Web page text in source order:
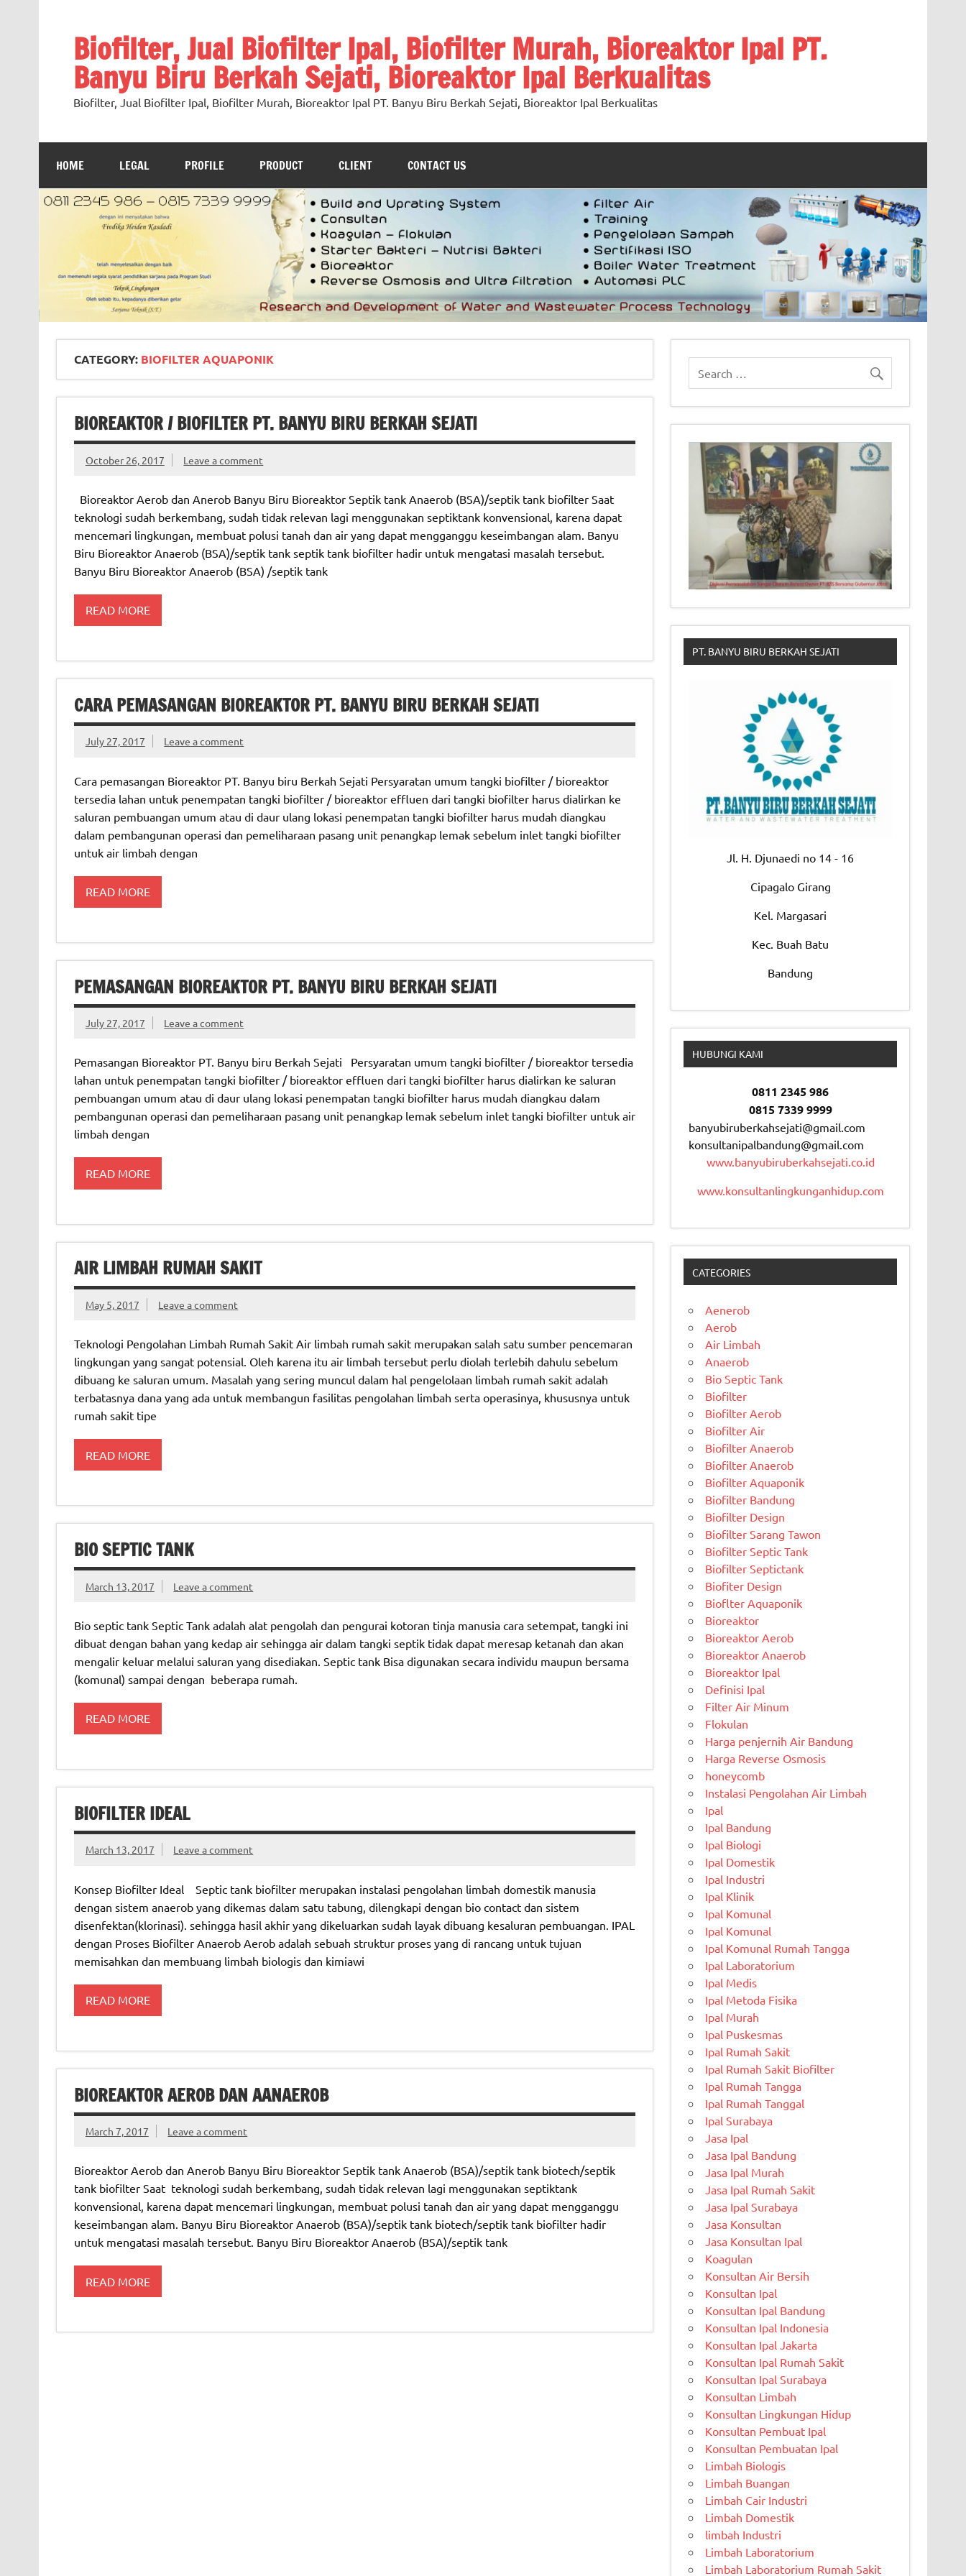
Biofilter, Jual Biofilter Ipal, Biofilter Murah, Bioreaktor Ipal PT.
Banyu Biru Berkah Sejati, Bioreaktor Ipal Berkualitas
Biofilter, Jual Biofilter Ipal, Biofilter Murah, Bioreaktor Ipal PT. Banyu Biru Berkah Sejati, Bioreaktor Ipal Berkualitas
HOME LEGAL PROFILE PRODUCT CLIENT CONTACT US
CATEGORY: BIOFILTER AQUAPONIK
BIOREAKTOR / BIOFILTER PT. BANYU BIRU BERKAH SEJATI
October 26, 2017 Leave a comment
Bioreaktor Aerob dan Anerob Banyu Biru Bioreaktor Septik tank Anaerob (BSA)/septik tank biofilter Saat
teknologi sudah berkembang, sudah tidak relevan lagi menggunakan septiktank konvensional, karena dapat
mencemari lingkungan, membuat polusi tanah dan air yang dapat mengganggu keseimbangan alam. Banyu
Biru Bioreaktor Anaerob (BSA)/septik tank septik tank biofilter hadir untuk mengatasi masalah tersebut.
Banyu Biru Bioreaktor Anaerob (BSA) /septik tank
READ MORE
CARA PEMASANGAN BIOREAKTOR PT. BANYU BIRU BERKAH SEJATI
July 27, 2017 Leave a comment
Cara pemasangan Bioreaktor PT. Banyu biru Berkah Sejati Persyaratan umum tangki biofilter / bioreaktor
tersedia lahan untuk penempatan tangki biofilter / bioreaktor effluen dari tangki biofilter harus dialirkan ke
saluran pembuangan umum atau di daur ulang lokasi penempatan tangki biofilter harus mudah diangkau
dalam pembangunan operasi dan pemeliharaan pasang unit penangkap lemak sebelum inlet tangki biofilter
untuk air limbah dengan
READ MORE
PEMASANGAN BIOREAKTOR PT. BANYU BIRU BERKAH SEJATI
July 27, 2017 Leave a comment
Pemasangan Bioreaktor PT. Banyu biru Berkah Sejati Persyaratan umum tangki biofilter / bioreaktor tersedia
lahan untuk penempatan tangki biofilter / bioreaktor effluen dari tangki biofilter harus dialirkan ke saluran
pembuangan umum atau di daur ulang lokasi penempatan tangki biofilter harus mudah diangkau dalam
pembangunan operasi dan pemeliharaan pasang unit penangkap lemak sebelum inlet tangki biofilter untuk air
limbah dengan
READ MORE
AIR LIMBAH RUMAH SAKIT
May 5, 2017 Leave a comment
Teknologi Pengolahan Limbah Rumah Sakit Air limbah rumah sakit merupakan salah satu sumber pencemaran
lingkungan yang sangat potensial. Oleh karena itu air limbah tersebut perlu diolah terlebih dahulu sebelum
dibuang ke saluran umum. Masalah yang sering muncul dalam hal pengelolaan limbah rumah sakit adalah
terbatasnya dana yang ada untuk membangun fasilitas pengolahan limbah serta operasinya, khususnya untuk
rumah sakit tipe
READ MORE
BIO SEPTIC TANK
March 13, 2017 Leave a comment
Bio septic tank Septic Tank adalah alat pengolah dan pengurai kotoran tinja manusia cara setempat, tangki ini
dibuat dengan bahan yang kedap air sehingga air dalam tangki septik tidak dapat meresap ketanah dan akan
mengalir keluar melalui saluran yang disediakan. Septic tank Bisa digunakan secara individu maupun bersama
(komunal) sampai dengan beberapa rumah.
READ MORE
BIOFILTER IDEAL
March 13, 2017 Leave a comment
Konsep Biofilter Ideal Septic tank biofilter merupakan instalasi pengolahan limbah domestik manusia
dengan sistem anaerob yang dikemas dalam satu tabung, dilengkapi dengan bio contact dan sistem
disenfektan(klorinasi). sehingga hasil akhir yang dikeluarkan sudah layak dibuang kesaluran pembuangan. IPAL
dengan Proses Biofilter Anaerob Aerob adalah sebuah struktur proses yang di rancang untuk tujuan
memisahkan dan membuang limbah biologis dan kimiawi
READ MORE
BIOREAKTOR AEROB DAN AANAEROB
March 7, 2017 Leave a comment
Bioreaktor Aerob dan Anerob Banyu Biru Bioreaktor Septik tank Anaerob (BSA)/septik tank biotech/septik
tank biofilter Saat teknologi sudah berkembang, sudah tidak relevan lagi menggunakan septiktank
konvensional, karena dapat mencemari lingkungan, membuat polusi tanah dan air yang dapat mengganggu
keseimbangan alam. Banyu Biru Bioreaktor Anaerob (BSA)/septik tank biotech/septik tank biofilter hadir
untuk mengatasi masalah tersebut. Banyu Biru Bioreaktor Anaerob (BSA)/septik tank
READ MORE
PT. BANYU BIRU BERKAH SEJATI
Jl. H. Djunaedi no 14 - 16
Cipagalo Girang
Kel. Margasari
Kec. Buah Batu
Bandung
HUBUNGI KAMI
0811 2345 986
0815 7339 9999
banyubiruberkahsejati@gmail.com
konsultanipalbandung@gmail.com
www.banyubiruberkahsejati.co.id
www.konsultanlingkunganhidup.com
CATEGORIES
Aenerob
Aerob
Air Limbah
Anaerob
Bio Septic Tank
Biofilter
Biofilter Aerob
Biofilter Air
Biofilter Anaerob
Biofilter Anaerob
Biofilter Aquaponik
Biofilter Bandung
Biofilter Design
Biofilter Sarang Tawon
Biofilter Septic Tank
Biofilter Septictank
Biofiter Design
Bioflter Aquaponik
Bioreaktor
Bioreaktor Aerob
Bioreaktor Anaerob
Bioreaktor Ipal
Definisi Ipal
Filter Air Minum
Flokulan
Harga penjernih Air Bandung
Harga Reverse Osmosis
honeycomb
Instalasi Pengolahan Air Limbah
Ipal
Ipal Bandung
Ipal Biologi
Ipal Domestik
Ipal Industri
Ipal Klinik
Ipal Komunal
Ipal Komunal
Ipal Komunal Rumah Tangga
Ipal Laboratorium
Ipal Medis
Ipal Metoda Fisika
Ipal Murah
Ipal Puskesmas
Ipal Rumah Sakit
Ipal Rumah Sakit Biofilter
Ipal Rumah Tangga
Ipal Rumah Tanggal
Ipal Surabaya
Jasa Ipal
Jasa Ipal Bandung
Jasa Ipal Murah
Jasa Ipal Rumah Sakit
Jasa Ipal Surabaya
Jasa Konsultan
Jasa Konsultan Ipal
Koagulan
Konsultan Air Bersih
Konsultan Ipal
Konsultan Ipal Bandung
Konsultan Ipal Indonesia
Konsultan Ipal Jakarta
Konsultan Ipal Rumah Sakit
Konsultan Ipal Surabaya
Konsultan Limbah
Konsultan Lingkungan Hidup
Konsultan Pembuat Ipal
Konsultan Pembuatan Ipal
Limbah Biologis
Limbah Buangan
Limbah Cair Industri
Limbah Domestik
limbah Industri
Limbah Laboratorium
Limbah Laboratorium Rumah Sakit